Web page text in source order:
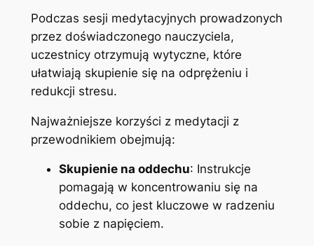
Podczas sesji medytacyjnych prowadzonych
przez doświadczonego nauczyciela,
uczestnicy otrzymują wytyczne, które
ułatwiają skupienie się na odprężeniu i
redukcji stresu.
Najważniejsze korzyści z medytacji z
przewodnikiem obejmują:
Skupienie na oddechu: Instrukcje
pomagają w koncentrowaniu się na
oddechu, co jest kluczowe w radzeniu
sobie z napięciem.